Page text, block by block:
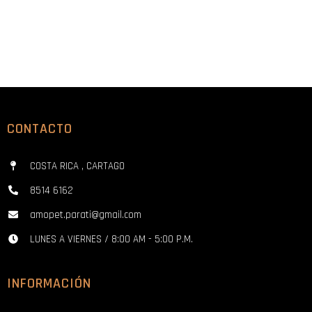
CONTACTO
COSTA RICA , CARTAGO
8514 6162
amopet.parati@gmail.com
LUNES A VIERNES / 8:00 AM - 5:00 P.M.
INFORMACIÓN